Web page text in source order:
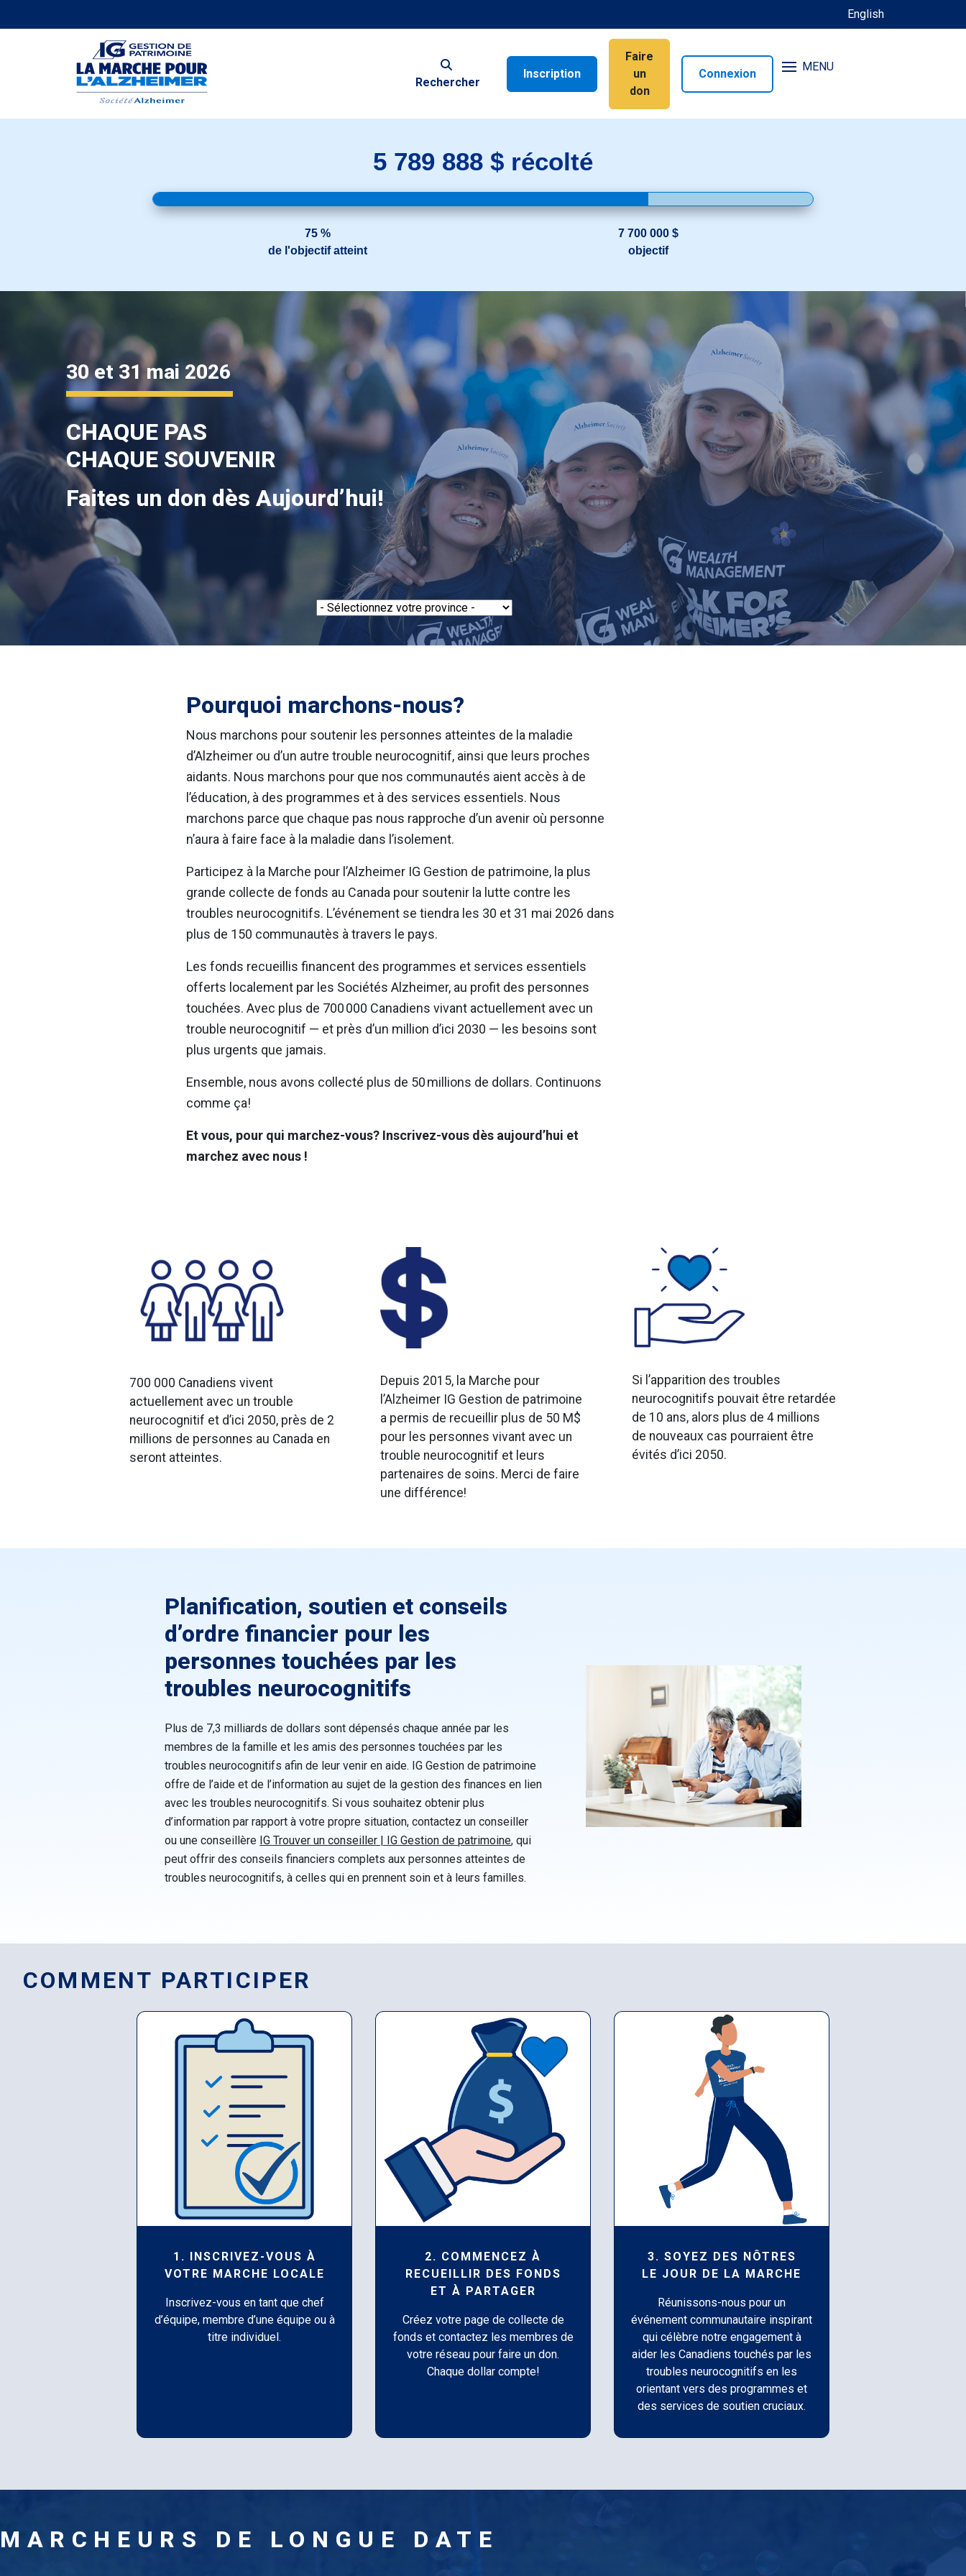
English
Rechercher
Inscription
Faire
un
don
Connexion
MENU
5 789 888 $ récolté
75 %
de l'objectif atteint
7 700 000 $
objectif
30 et 31 mai 2026
CHAQUE PAS
CHAQUE SOUVENIR
Faites un don dès Aujourd’hui!
Pourquoi marchons-nous?
Nous marchons pour soutenir les personnes atteintes de la maladie
d’Alzheimer ou d’un autre trouble neurocognitif, ainsi que leurs proches
aidants. Nous marchons pour que nos communautés aient accès à de
l’éducation, à des programmes et à des services essentiels. Nous
marchons parce que chaque pas nous rapproche d’un avenir où personne
n’aura à faire face à la maladie dans l’isolement.
Participez à la Marche pour l’Alzheimer IG Gestion de patrimoine, la plus
grande collecte de fonds au Canada pour soutenir la lutte contre les
troubles neurocognitifs. L’événement se tiendra les 30 et 31 mai 2026 dans
plus de 150 communautès à travers le pays.
Les fonds recueillis financent des programmes et services essentiels
offerts localement par les Sociétés Alzheimer, au profit des personnes
touchées. Avec plus de 700 000 Canadiens vivant actuellement avec un
trouble neurocognitif — et près d’un million d’ici 2030 — les besoins sont
plus urgents que jamais.
Ensemble, nous avons collecté plus de 50 millions de dollars. Continuons
comme ça!
Et vous, pour qui marchez-vous? Inscrivez-vous dès aujourd’hui et
marchez avec nous !
700 000 Canadiens vivent
actuellement avec un trouble
neurocognitif et d’ici 2050, près de 2
millions de personnes au Canada en
seront atteintes.
Depuis 2015, la Marche pour
l’Alzheimer IG Gestion de patrimoine
a permis de recueillir plus de 50 M$
pour les personnes vivant avec un
trouble neurocognitif et leurs
partenaires de soins. Merci de faire
une différence!
Si l’apparition des troubles
neurocognitifs pouvait être retardée
de 10 ans, alors plus de 4 millions
de nouveaux cas pourraient être
évités d’ici 2050.
Planification, soutien et conseils
d’ordre financier pour les
personnes touchées par les
troubles neurocognitifs
Plus de 7,3 milliards de dollars sont dépensés chaque année par les
membres de la famille et les amis des personnes touchées par les
troubles neurocognitifs afin de leur venir en aide. IG Gestion de patrimoine
offre de l’aide et de l’information au sujet de la gestion des finances en lien
avec les troubles neurocognitifs. Si vous souhaitez obtenir plus
d’information par rapport à votre propre situation, contactez un conseiller
ou une conseillère IG Trouver un conseiller | IG Gestion de patrimoine, qui
peut offrir des conseils financiers complets aux personnes atteintes de
troubles neurocognitifs, à celles qui en prennent soin et à leurs familles.
COMMENT PARTICIPER
1. INSCRIVEZ-VOUS À
VOTRE MARCHE LOCALE
Inscrivez-vous en tant que chef
d’équipe, membre d’une équipe ou à
titre individuel.
2. COMMENCEZ À
RECUEILLIR DES FONDS
ET À PARTAGER
Créez votre page de collecte de
fonds et contactez les membres de
votre réseau pour faire un don.
Chaque dollar compte!
3. SOYEZ DES NÔTRES
LE JOUR DE LA MARCHE
Réunissons-nous pour un
événement communautaire inspirant
qui célèbre notre engagement à
aider les Canadiens touchés par les
troubles neurocognitifs en les
orientant vers des programmes et
des services de soutien cruciaux.
MARCHEURS DE LONGUE DATE